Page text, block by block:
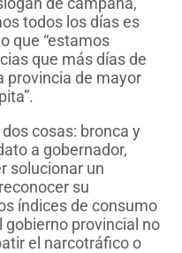
todos los días es
que “estamos
que más días de
provincia de mayor
cosas: bronca y
a gobernador,
solucionar un
su
índices de consumo
gobierno provincial no
el narcotráfico o